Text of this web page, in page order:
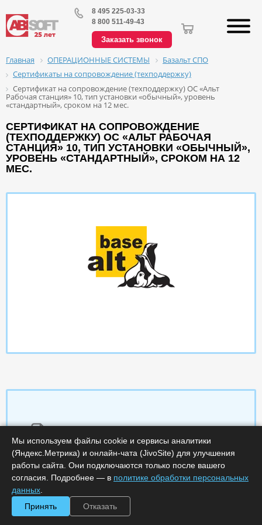
8 495 225-03-33
8 800 511-49-43
Заказать звонок
Главная ОПЕРАЦИОННЫЕ СИСТЕМЫ
Базальт СПО
Сертификаты на сопровождение (техподдержку)
Сертификат на сопровождение (техподдержку) ОС «Альт
Рабочая станция» 10, тип установки «обычный», уровень
«стандартный», сроком на 12 мес.
СЕРТИФИКАТ НА СОПРОВОЖДЕНИЕ
(ТЕХПОДДЕРЖКУ) ОС «АЛЬТ РАБОЧАЯ
СТАНЦИЯ» 10, ТИП УСТАНОВКИ «ОБЫЧНЫЙ»,
УРОВЕНЬ «СТАНДАРТНЫЙ», СРОКОМ НА 12
МЕС.
Срок поставки, дней :
Минимальное количество лицензий :1
Код :0000-290972
Обработка заказа :
Мы используем файлы cookie и сервисы аналитики
(Яндекс.Метрика) и онлайн-чата (JivoSite) для улучшения
работы сайта. Они подключаются только после вашего
согласия. Подробнее — в политике обработки персональных
данных
Принять
Отказать